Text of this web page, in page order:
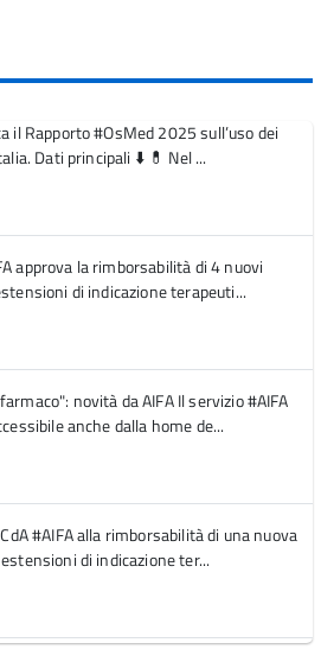
il Rapporto #OsMed 2025 sull’uso dei
Dati principali ⬇️ 💊 Nel ...
approva la rimborsabilità di 4 nuovi
di indicazione terapeuti...
novità da AIFA Il servizio #AIFA
anche dalla home de...
#AIFA alla rimborsabilità di una nuova
di indicazione ter...